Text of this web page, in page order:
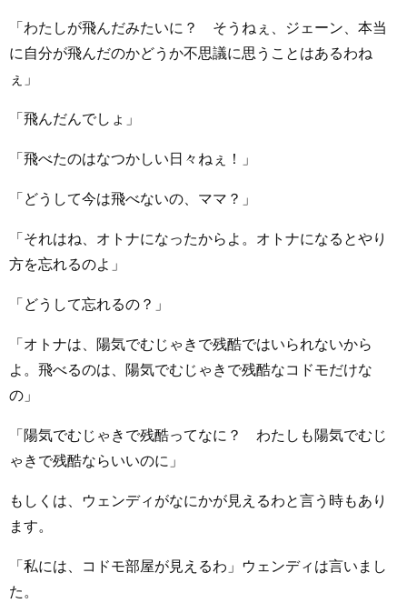
「わたしが飛んだみたいに？ そうねぇ、ジェーン、本当
に自分が飛んだのかどうか不思議に思うことはあるわね
ぇ」
「飛んだんでしょ」
「飛べたのはなつかしい日々ねぇ！」
「どうして今は飛べないの、ママ？」
「それはね、オトナになったからよ。オトナになるとやり
方を忘れるのよ」
「どうして忘れるの？」
「オトナは、陽気でむじゃきで残酷ではいられないから
よ。飛べるのは、陽気でむじゃきで残酷なコドモだけな
の」
「陽気でむじゃきで残酷ってなに？ わたしも陽気でむじ
ゃきで残酷ならいいのに」
もしくは、ウェンディがなにかが見えるわと言う時もあり
ます。
「私には、コドモ部屋が見えるわ」ウェンディは言いまし
た。